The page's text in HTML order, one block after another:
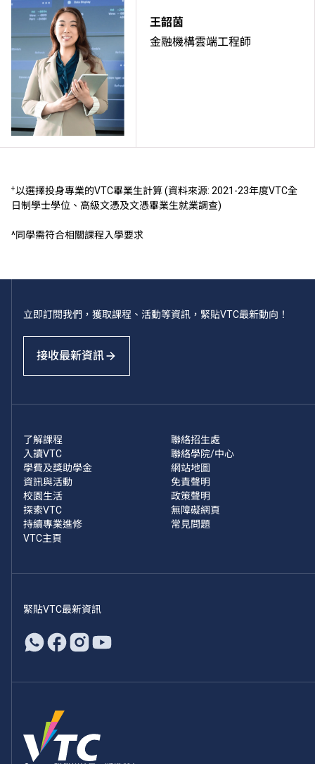
王韶茵
金融機構雲端工程師
+以選擇投身專業的VTC畢業生計算 (資料來源: 2021-23年度VTC全
日制學士學位、高級文憑及文憑畢業生就業調查)
^同學需符合相關課程入學要求
立即訂閱我們，獲取課程、活動等資訊，緊貼VTC最新動向！
接收最新資訊
了解課程
入讀VTC
學費及獎助學金
資訊與活動
校園生活
探索VTC
持續專業進修
VTC主頁
聯絡招生處
聯絡學院/中心
網站地圖
免責聲明
政策聲明
無障礙網頁
常見問題
緊貼VTC最新資訊